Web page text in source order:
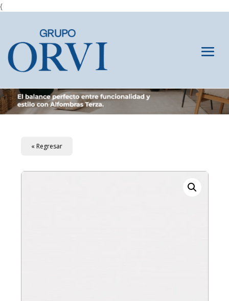
{
« Regresar